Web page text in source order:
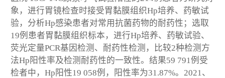
象，进行胃镜检查时接受胃黏膜组织Hp培养、药敏试
验，分析Hp感染患者对常用抗菌药物的耐药性；选取
19例患者胃黏膜组织标本，进行Hp培养、药敏试验、
荧光定量PCR基因检测、耐药性检测，比较2种检测方
法Hp阳性率及检测耐药性的一致性。结果59 791例受
检者中，Hp阳性19 058例，阳性率为31.87%。2021、